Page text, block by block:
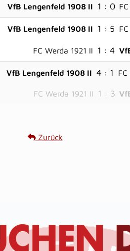
VfB Lengenfeld 1908 II 1 : 0
VfB Lengenfeld 1908 II 1 : 5
FC Werda 1921 II 1 : 4
VfB Lengenfeld 1908 II 4 : 1
FC Werda 1921 II 1 : 3
Zurück